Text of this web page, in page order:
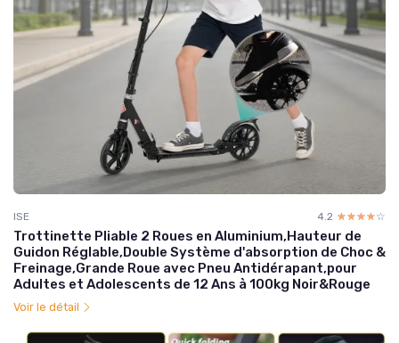
ISE 4.2 ☆☆☆☆☆
★★★★★
Trottinette Pliable 2 Roues en Aluminium,Hauteur de
Guidon Réglable,Double Système d'absorption de Choc &
Freinage,Grande Roue avec Pneu Antidérapant,pour
Adultes et Adolescents de 12 Ans à 100kg Noir&Rouge
Voir le détail